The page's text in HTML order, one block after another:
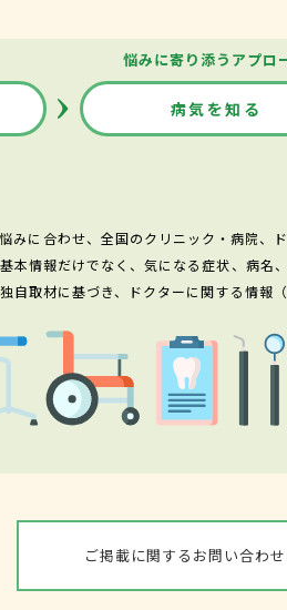
悩みに寄り添うアプロ
病気を知る
みに合わせ、全国のクリニック・病院、
情報だけでなく、気になる症状、病名
自取材に基づき、ドクターに関する情報
ご掲載に関するお問い合わ